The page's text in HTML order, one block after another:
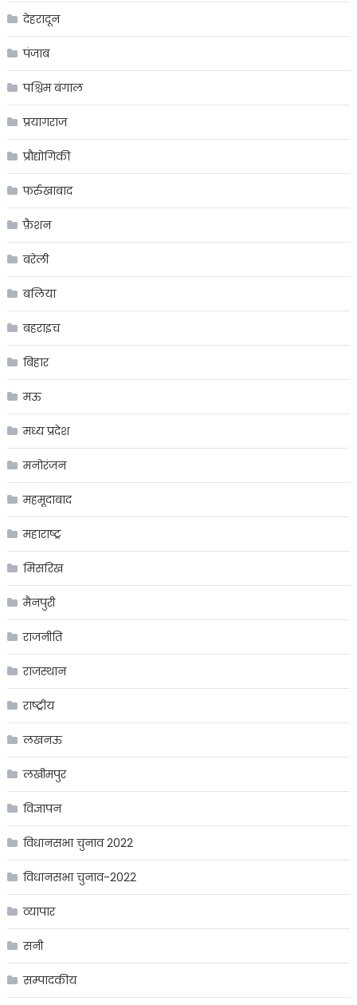
देहरादून
पंजाब
पश्चिम बंगाल
प्रयागराज
प्रौद्योगिकी
फर्रुखाबाद
फ़ैशन
बरेली
बलिया
बहराइच
बिहार
मऊ
मध्य प्रदेश
मनोरंजन
महमूदाबाद
महाराष्ट्र
मिसरिख
मैनपुरी
राजनीति
राजस्थान
राष्ट्रीय
लखनऊ
लखीमपुर
विज्ञापन
विधानसभा चुनाव 2022
विधानसभा चुनाव-2022
व्यापार
सनी
सम्पादकीय